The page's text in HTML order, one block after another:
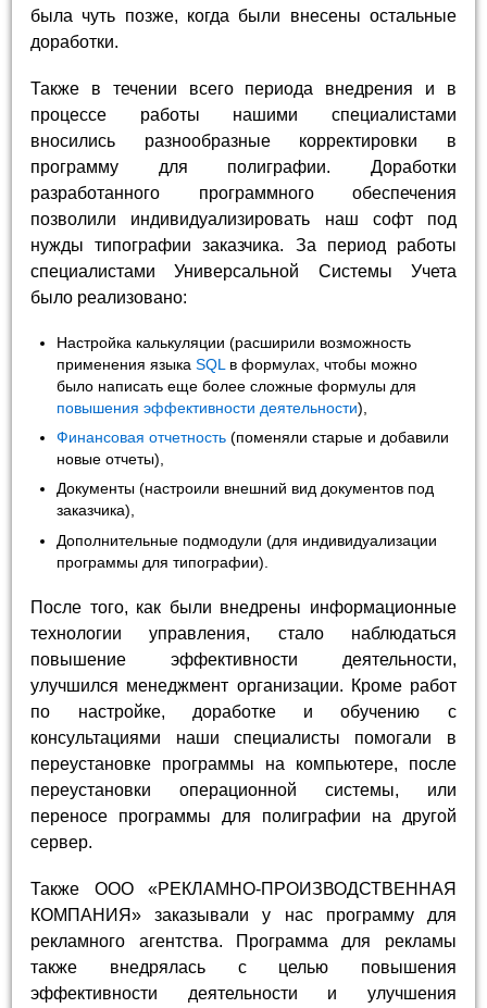
была чуть позже, когда были внесены остальные
доработки.
Также в течении всего периода внедрения и в
процессе работы нашими специалистами
вносились разнообразные корректировки в
программу для полиграфии. Доработки
разработанного программного обеспечения
позволили индивидуализировать наш софт под
нужды типографии заказчика. За период работы
специалистами Универсальной Системы Учета
было реализовано:
Настройка калькуляции (расширили возможность
применения языкаSQL в формулах, чтобы можно
было написать еще более сложные формулы для
повышения эффективности деятельности),
Финансовая отчетность (поменяли старые и добавили
новые отчеты),
Документы (настроили внешний вид документов под
заказчика),
Дополнительные подмодули (для индивидуализации
программы для типографии).
После того, как были внедрены информационные
технологии управления, стало наблюдаться
повышение эффективности деятельности,
улучшился менеджмент организации. Кроме работ
по настройке, доработке и обучению с
консультациями наши специалисты помогали в
переустановке программы на компьютере, после
переустановки операционной системы, или
переносе программы для полиграфии на другой
сервер.
Также ООО «РЕКЛАМНО-ПРОИЗВОДСТВЕННАЯ
КОМПАНИЯ» заказывали у нас программу для
рекламного агентства. Программа для рекламы
также внедрялась с целью повышения
эффективности деятельности и улучшения